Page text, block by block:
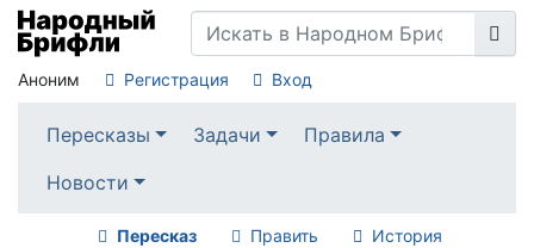
Аноним Регистрация Вход
Пересказы Задачи
Правила
Новости
Пересказ Править История